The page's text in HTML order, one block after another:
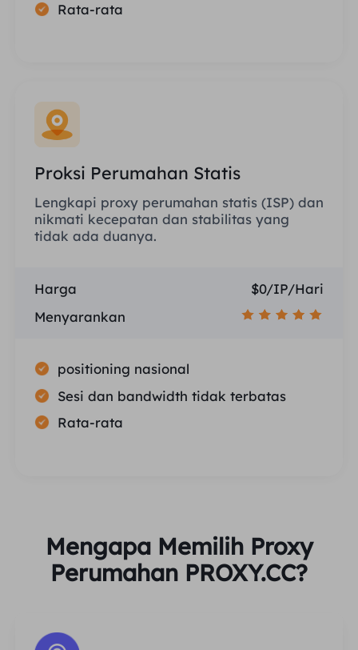
Rata-rata
Proksi Perumahan Statis
Lengkapi proxy perumahan statis (ISP) dan
nikmati kecepatan dan stabilitas yang
tidak ada duanya.
Harga
$0/IP/Hari
Menyarankan
positioning nasional
Sesi dan bandwidth tidak terbatas
Rata-rata
Mengapa Memilih Proxy
Perumahan PROXY.CC?